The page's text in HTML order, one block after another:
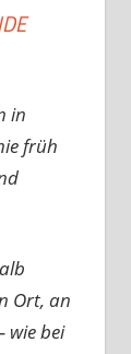
in
früh
Ort, an
wie bei